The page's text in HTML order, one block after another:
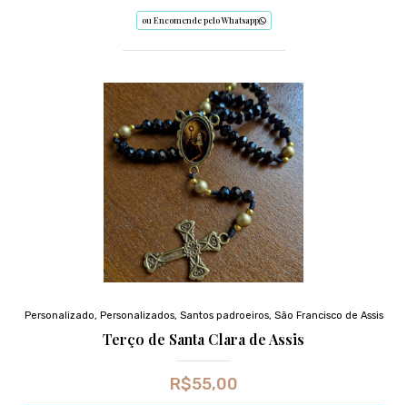
ou Encomende pelo Whatsapp
Personalizado, Personalizados, Santos padroeiros, São Francisco de Assis
Terço de Santa Clara de Assis
R$55,00